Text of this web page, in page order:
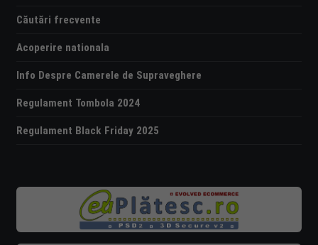
Căutări frecvente
Acoperire nationala
Info Despre Camerele de Supraveghere
Regulament Tombola 2024
Regulament Black Friday 2025